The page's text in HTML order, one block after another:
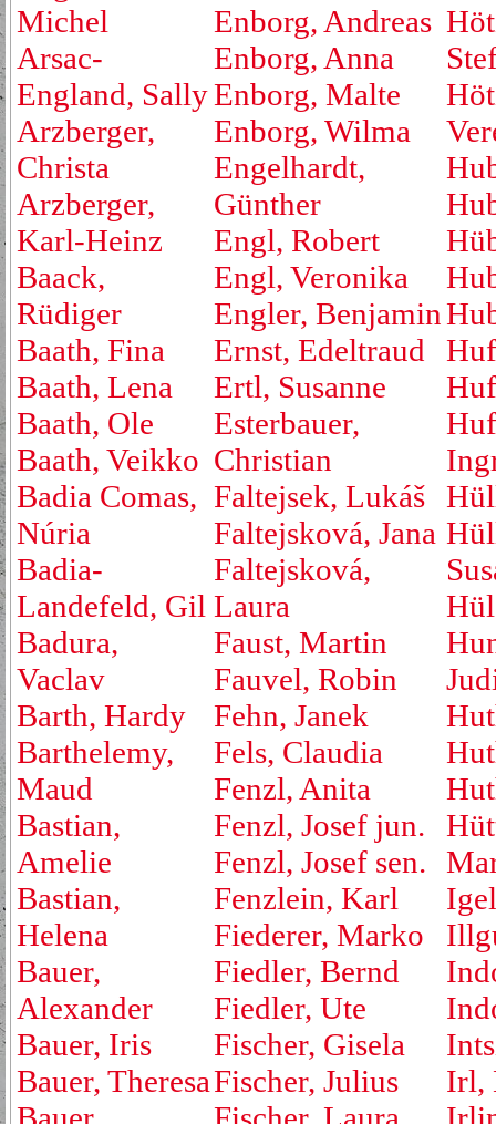
Michel
Arsac-
England, Sally
Arzberger,
Christa
Arzberger,
Karl-Heinz
Baack,
Rüdiger
Baath, Fina
Baath, Lena
Baath, Ole
Baath, Veikko
Badia Comas,
Núria
Badia-
Landefeld, Gil
Badura,
Vaclav
Barth, Hardy
Barthelemy,
Maud
Bastian,
Amelie
Bastian,
Helena
Bauer,
Alexander
Bauer, Iris
Bauer, Theresa
Enborg, Andreas
Enborg, Anna
Enborg, Malte
Enborg, Wilma
Engelhardt,
Günther
Engl, Robert
Engl, Veronika
Engler, Benjamin
Ernst, Edeltraud
Ertl, Susanne
Esterbauer,
Christian
Faltejsek, Lukáš
Faltejsková, Jana
Faltejsková,
Laura
Faust, Martin
Fauvel, Robin
Fehn, Janek
Fels, Claudia
Fenzl, Anita
Fenzl, Josef jun.
Fenzl, Josef sen.
Fenzlein, Karl
Fiederer, Marko
Fiedler, Bernd
Fiedler, Ute
Fischer, Gisela
Fischer, Julius
Irl,